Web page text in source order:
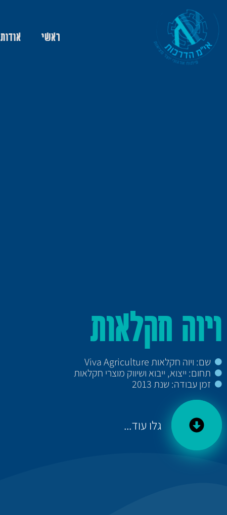
ראשי אודות
ויוה חקלאות
שם: ויוה חקלאות Viva Agriculture
תחום: ייצוא, ייבוא ושיווק מוצרי חקלאות
זמן עבודה: שנת 2013
גלו עוד...